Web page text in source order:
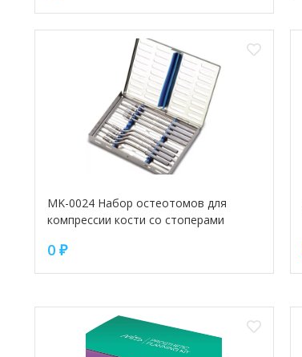
MK-0024 Набор остеотомов для
компрессии кости со стоперами
0 ₽